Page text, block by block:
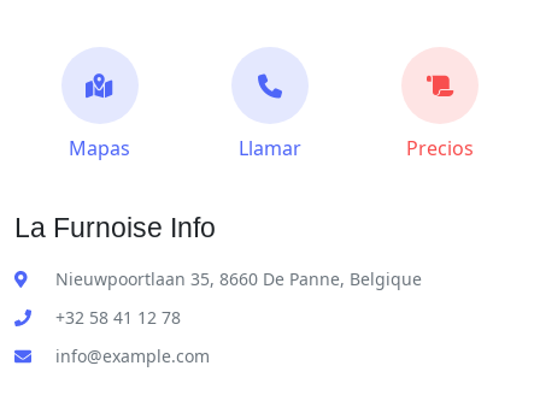
Mapas Llamar Precios
La Furnoise Info
Nieuwpoortlaan 35, 8660 De Panne, Belgique
+32 58 41 12 78
info@example.com